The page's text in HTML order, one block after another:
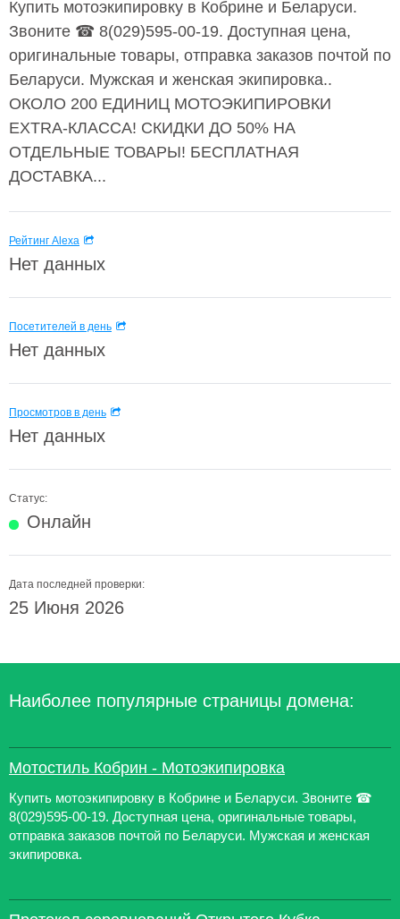
Купить мотоэкипировку в Кобрине и Беларуси.
Звоните ☎ 8(029)595-00-19. Доступная цена,
оригинальные товары, отправка заказов почтой по
Беларуси. Мужская и женская экипировка..
ОКОЛО 200 ЕДИНИЦ МОТОЭКИПИРОВКИ
EXTRA-КЛАССА! СКИДКИ ДО 50% НА
ОТДЕЛЬНЫЕ ТОВАРЫ! БЕСПЛАТНАЯ
ДОСТАВКА...
Рейтинг Alexa
Нет данных
Посетителей в день
Нет данных
Просмотров в день
Нет данных
Статус:
Онлайн
Дата последней проверки:
25 Июня 2026
Наиболее популярные страницы домена:
Мотостиль Кобрин - Мотоэкипировка
Купить мотоэкипировку в Кобрине и Беларуси. Звоните ☎
8(029)595-00-19. Доступная цена, оригинальные товары,
отправка заказов почтой по Беларуси. Мужская и женская
экипировка.